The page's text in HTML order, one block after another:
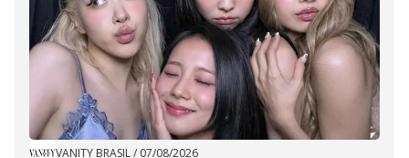
VANITY BRASIL/ 07/08/2026